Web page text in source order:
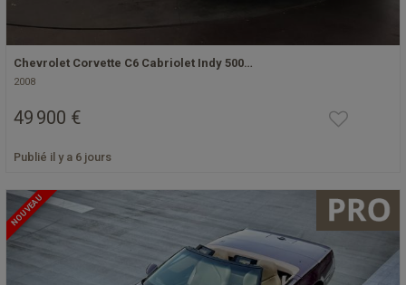
Chevrolet Corvette C6 Cabriolet Indy 500…
2008
49 900 €
Publié il y a 6 jours
NOUVEAU